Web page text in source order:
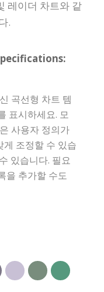
레이더 차트와 같
.
곡선형 차트 템
표시하세요. 모
사용자 정의가
게 조정할 수 있습
있습니다. 필요
을 추가할 수도